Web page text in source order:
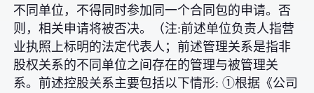
不同单位，不得同时参加同一个合同包的申请。否
则，相关申请将被否决。（注:前述单位负责人指营
业执照上标明的法定代表人；前述管理关系是指非
股权关系的不同单位之间存在的管理与被管理关
系。前述控股关系主要包括以下情形: ①根据《公司